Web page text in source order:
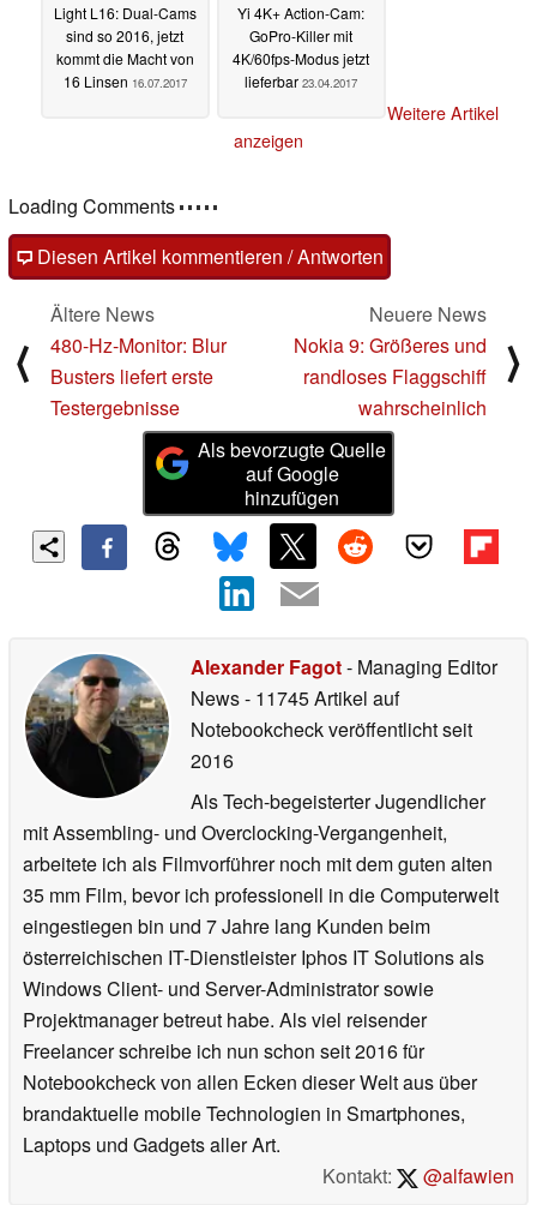
Light L16: Dual-Cams
sind so 2016, jetzt
kommt die Macht von
16 Linsen 16.07.2017
Yi 4K+ Action-Cam:
GoPro-Killer mit
4K/60fps-Modus jetzt
lieferbar 23.04.2017
Weitere Artikel
anzeigen
Loading Comments
Diesen Artikel kommentieren / Antworten
⟨
Ältere News
480-Hz-Monitor: Blur
Busters liefert erste
Testergebnisse
Neuere News
Nokia 9: Größeres und
randloses Flaggschiff
wahrscheinlich
⟩
Als bevorzugte Quelle
auf Google
hinzufügen
Alexander Fagot- Managing Editor
News- 11745 Artikel auf
Notebookcheck veröffentlichtseit
2016
Als Tech-begeisterter Jugendlicher
mit Assembling- und Overclocking-Vergangenheit,
arbeitete ich als Filmvorführer noch mit dem guten alten
35 mm Film, bevor ich professionell in die Computerwelt
eingestiegen bin und 7 Jahre lang Kunden beim
österreichischen IT-Dienstleister Iphos IT Solutions als
Windows Client- und Server-Administrator sowie
Projektmanager betreut habe. Als viel reisender
Freelancer schreibe ich nun schon seit 2016 für
Notebookcheck von allen Ecken dieser Welt aus über
brandaktuelle mobile Technologien in Smartphones,
Laptops und Gadgets aller Art.
Kontakt:
@alfawien